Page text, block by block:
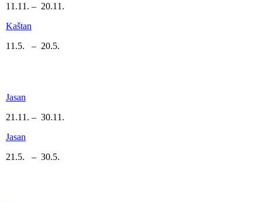
11.11. – 20.11.
Kaštan
11.5. – 20.5.
Jasan
21.11. – 30.11.
Jasan
21.5. – 30.5.